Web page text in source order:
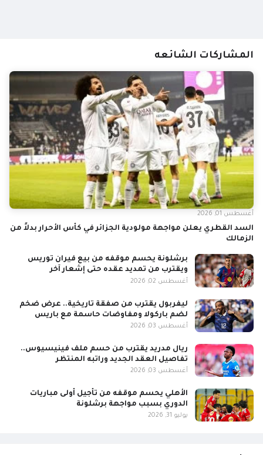
المشاركات الشائعه
السد القطري يعلن مواجهة مولودية الجزائر في كأس الأحرار بدلاً من
الزمالك
أغسطس 01, 2026
برشلونة يحسم موقفه من بيع فيران توريس
ويقترب من تمديد عقده حتى إشعار آخر
أغسطس 02, 2026
ليفربول يقترب من صفقة تاريخية.. عرض ضخم
لضم باركولا ومفاوضات حاسمة مع باريس
أغسطس 03, 2026
ريال مدريد يقترب من حسم ملف فينيسيوس..
تفاصيل العقد الجديد وراتبه المنتظر
أغسطس 03, 2026
الأهلي يحسم موقفه من تأجيل أولى مباريات
الدوري بسبب مواجهة برشلونة
يوليو 31, 2026